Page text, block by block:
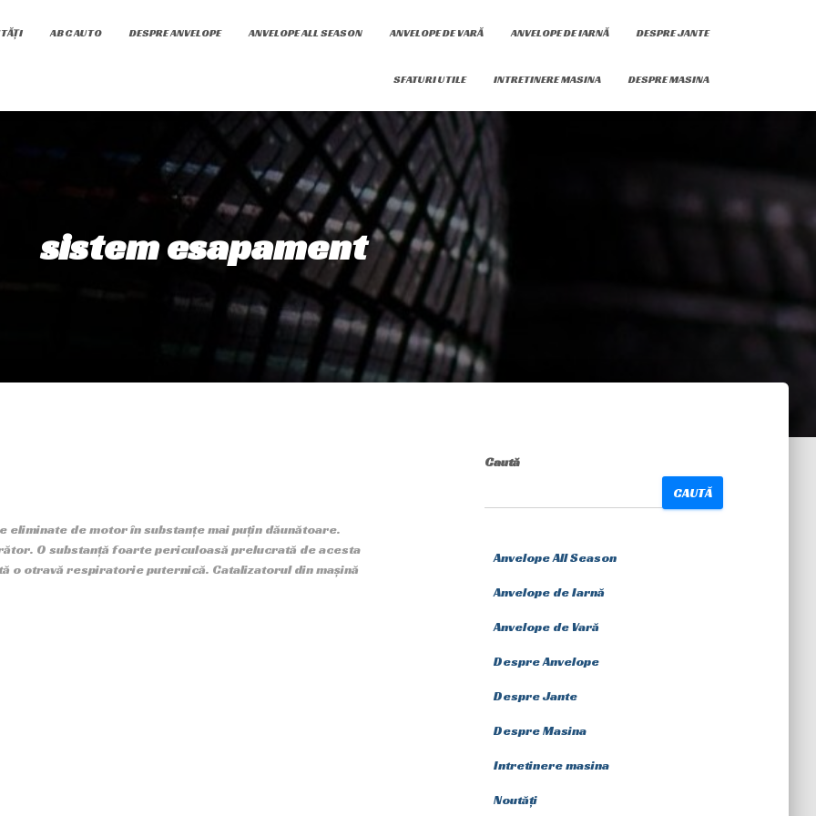
ABC AUTO DESPRE ANVELOPE ANVELOPE ALL SEASON ANVELOPE DE VARĂ ANVELOPE DE IARNĂ DESPRE JANTE
SFATURI UTILE INTRETINERE MASINA DESPRE MASINA
sistem esapament
de motor în substanțe mai puțin dăunătoare.
O substanță foarte periculoasă prelucrată de acesta
o otravă respiratorie puternică. Catalizatorul din mașină
Caută
CAUTĂ
Anvelope All Season
Anvelope de Iarnă
Anvelope de Vară
Despre Anvelope
Despre Jante
Despre Masina
Intretinere masina
Noutăți